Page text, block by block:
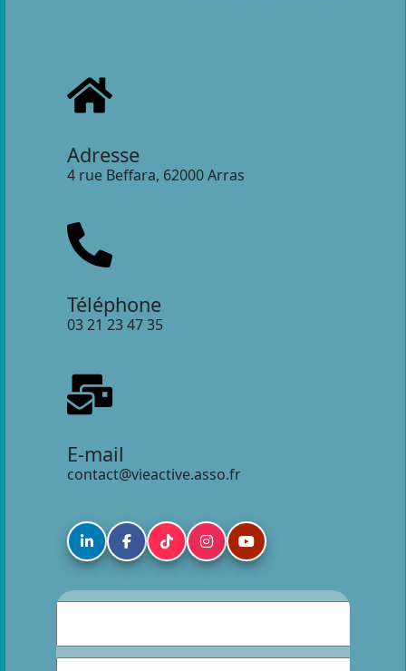
Adresse
4 rue Beffara, 62000 Arras
Téléphone
03 21 23 47 35
E-mail
contact@vieactive.asso.fr